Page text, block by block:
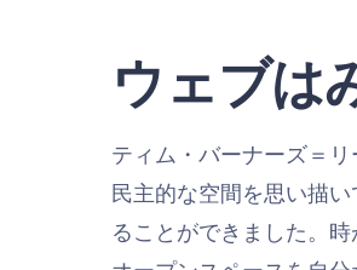
ウェブは
ティム・バーナーズ＝
民主的な空間を思い描
ることができました。